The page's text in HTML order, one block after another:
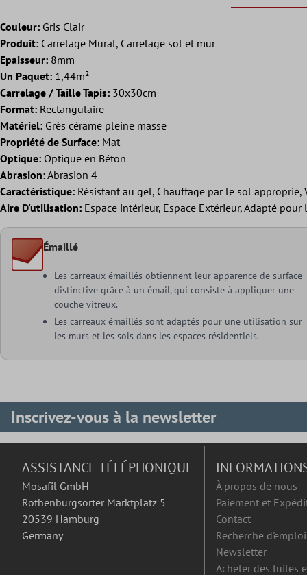
Couleur: Gris Clair
Produit: Carrelage Mural, Carrelage sol et mur
Epaisseur: 8mm
Un Paquet: 1,44m²
Carrelage / Taille Tapis: 30x30cm
Format: Rectangulaire
Matériel: Grès cérame pleine masse
Propriété de Surface: Mat
Optique: Optique en Béton
Abrasion:Abrasion 4
Caractéristique: Résistant au gel, Chauffage par le sol approprié,
Aire D'utilisation: Espace intérieur, Espace Extérieur, Adapté
Émaillé
Les carreaux émaillés obtiennent leur apparence de surface
distinctive grâce à un émail, qui consiste à appliquer une
couche vitreux.
Les carreaux émaillés sont adaptés pour une utilisation sur
les murs et les sols dans les espaces résidentiels.
Inscrivez-vous à la newsletter
ASSISTANCE TÉLÉPHONIQUE
Mosafil GmbH
Rothenburgsorter Marktplatz 5
20539 Hamburg
Germany
À propos de nous
Paiement et
Contact
Recherche d'emploi
Newsletter
Acheter des tuiles